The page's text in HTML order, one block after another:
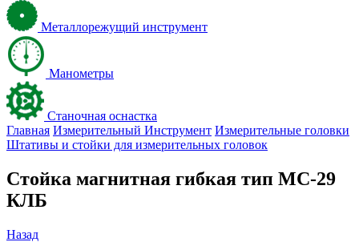
Металлорежущий инструмент
Манометры
Станочная оснастка
Главная Измерительный Инструмент Измерительные головки
Штативы и стойки для измерительных головок
Стойка магнитная гибкая тип МС-29
КЛБ
Назад